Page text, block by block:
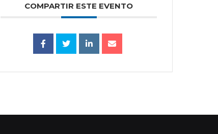
COMPARTIR ESTE EVENTO